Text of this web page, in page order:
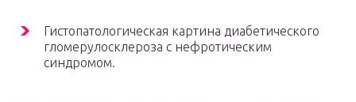
Гистопатологическая картина диабетического
гломерулосклероза с нефротическим
синдромом.